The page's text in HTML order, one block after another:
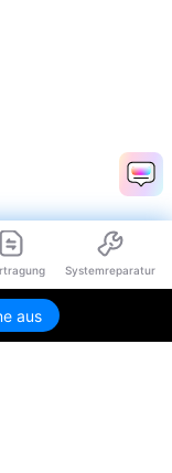
Systemreparatur
aus